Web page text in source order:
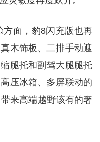
面，豹8闪充版也再
木饰板、二排手动遮
腿托和副驾大腿腿托
压冰箱、多屏联动的
来高端越野该有的奢